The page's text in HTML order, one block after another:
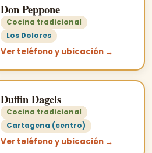
Don Peppone
Cocina tradicional
Los Dolores
Ver teléfono y ubicación →
Duffin Dagels
Cocina tradicional
Cartagena (centro)
Ver teléfono y ubicación →